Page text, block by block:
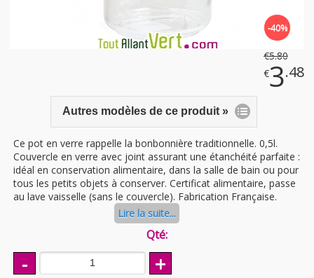
-40%
€5.80
€3.48
Autres modèles de ce produit »
Ce pot en verre rappelle la bonbonnière traditionnelle. 0,5l.
Couvercle en verre avec joint assurant une étanchéité parfaite :
idéal en conservation alimentaire, dans la salle de bain ou pour
tous les petits objets à conserver. Certificat alimentaire, passe
au lave vaisselle (sans le couvercle). Fabrication Française.
Lire la suite...
Qté:
- +